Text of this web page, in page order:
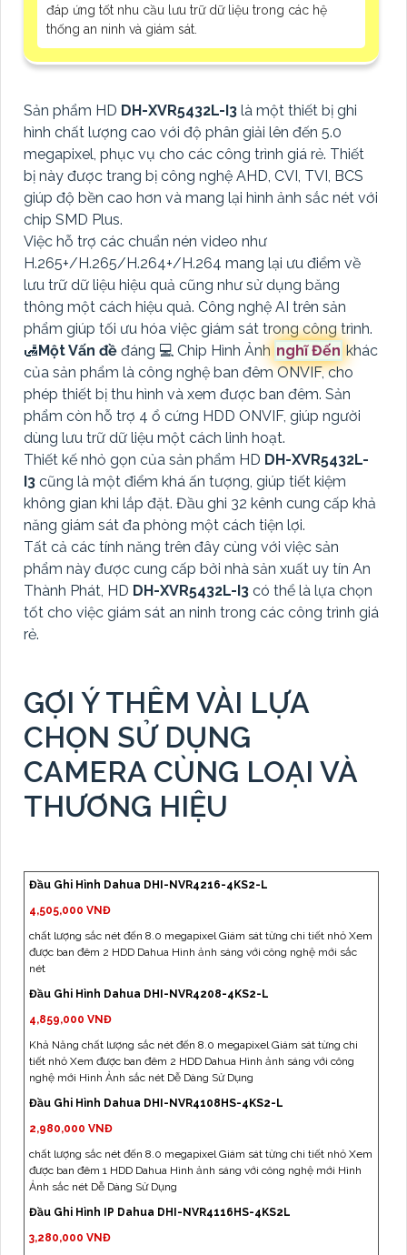
đáp ứng tốt nhu cầu lưu trữ dữ liệu trong các hệ
thống an ninh và giám sát.
Sản phẩm HD DH-XVR5432L-I3 là một thiết bị ghi
hình chất lượng cao với độ phân giải lên đến 5.0
megapixel, phục vụ cho các công trình giá rẻ. Thiết
bị này được trang bị công nghệ AHD, CVI, TVI, BCS
giúp độ bền cao hơn và mang lại hình ảnh sắc nét với
chip SMD Plus.
Việc hỗ trợ các chuẩn nén video như
H.265+/H.265/H.264+/H.264 mang lại ưu điểm về
lưu trữ dữ liệu hiệu quả cũng như sử dụng băng
thông một cách hiệu quả. Công nghệ AI trên sản
phẩm giúp tối ưu hóa việc giám sát trong công trình.
🛃 Một Vấn đề đáng 💻 Chip Hình Ảnh nghĩ Đến khác
của sản phẩm là công nghệ ban đêm ONVIF, cho
phép thiết bị thu hình và xem được ban đêm. Sản
phẩm còn hỗ trợ 4 ổ cứng HDD ONVIF, giúp người
dùng lưu trữ dữ liệu một cách linh hoạt.
Thiết kế nhỏ gọn của sản phẩm HD DH-XVR5432L-
I3 cũng là một điểm khá ấn tượng, giúp tiết kiệm
không gian khi lắp đặt. Đầu ghi 32 kênh cung cấp khả
năng giám sát đa phòng một cách tiện lợi.
Tất cả các tính năng trên đây cùng với việc sản
phẩm này được cung cấp bởi nhà sản xuất uy tín An
Thành Phát, HD DH-XVR5432L-I3 có thể là lựa chọn
tốt cho việc giám sát an ninh trong các công trình giá
rẻ.
GỢI Ý THÊM VÀI LỰA
CHỌN SỬ DỤNG
CAMERA CÙNG LOẠI VÀ
THƯƠNG HIỆU
Đầu Ghi Hình Dahua DHI-NVR4216-4KS2-L
4,505,000 VNĐ
chất lượng sắc nét đến 8.0 megapixel Giám sát từng chi tiết nhỏ Xem
được ban đêm 2 HDD Dahua Hình ảnh sáng với công nghệ mới sắc
nét
Đầu Ghi Hình Dahua DHI-NVR4208-4KS2-L
4,859,000 VNĐ
Khả Năng chất lượng sắc nét đến 8.0 megapixel Giám sát từng chi
tiết nhỏ Xem được ban đêm 2 HDD Dahua Hình ảnh sáng với công
nghệ mới Hình Ảnh sắc nét Dễ Dàng Sử Dụng
Đầu Ghi Hình Dahua DHI-NVR4108HS-4KS2-L
2,980,000 VNĐ
chất lượng sắc nét đến 8.0 megapixel Giám sát từng chi tiết nhỏ Xem
được ban đêm 1 HDD Dahua Hình ảnh sáng với công nghệ mới Hình
Ảnh sắc nét Dễ Dàng Sử Dụng
Đầu Ghi Hình IP Dahua DHI-NVR4116HS-4KS2L
3,280,000 VNĐ